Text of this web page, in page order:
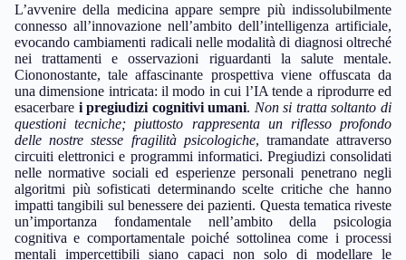
L’avvenire della medicina appare sempre più indissolubilmente
connesso all’innovazione nell’ambito dell’intelligenza artificiale,
evocando cambiamenti radicali nelle modalità di diagnosi oltreché
nei trattamenti e osservazioni riguardanti la salute mentale.
Ciononostante, tale affascinante prospettiva viene offuscata da
una dimensione intricata: il modo in cui l’IA tende a riprodurre ed
esacerbare i pregiudizi cognitivi umani. Non si tratta soltanto di
questioni tecniche; piuttosto rappresenta un riflesso profondo
delle nostre stesse fragilità psicologiche, tramandate attraverso
circuiti elettronici e programmi informatici. Pregiudizi consolidati
nelle normative sociali ed esperienze personali penetrano negli
algoritmi più sofisticati determinando scelte critiche che hanno
impatti tangibili sul benessere dei pazienti. Questa tematica riveste
un’importanza fondamentale nell’ambito della psicologia
cognitiva e comportamentale poiché sottolinea come i processi
mentali impercettibili siano capaci non solo di modellare le